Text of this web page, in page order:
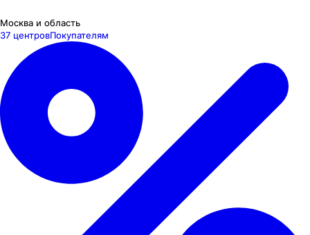
Москва и область
37 центровПокупателям